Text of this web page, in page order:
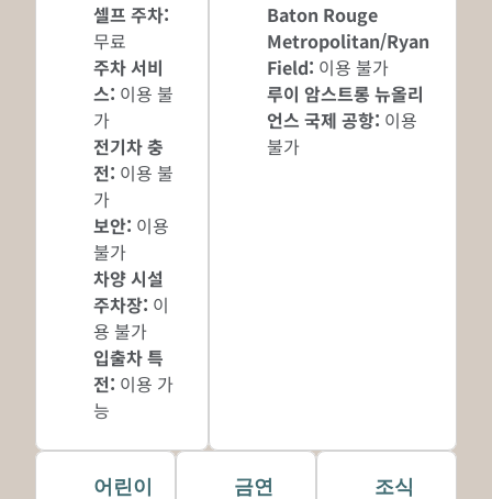
셀프 주차:
무료
주차 서비
스: 이용 불
가
전기차 충
전: 이용 불
가
보안: 이용
불가
차양 시설
주차장: 이
용 불가
입출차 특
전: 이용 가
능
Baton Rouge
Metropolitan/Ryan
Field: 이용 불가
루이 암스트롱 뉴올리
언스 국제 공항: 이용
불가
어린이
금연 조식